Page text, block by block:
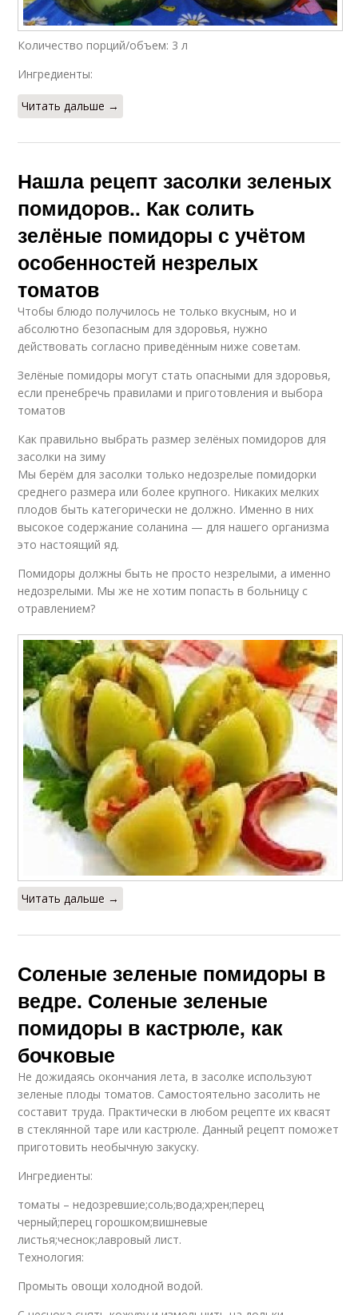
Количество порций/объем: 3 л
Ингредиенты:
Читать дальше →
Нашла рецепт засолки зеленых
помидоров.. Как солить
зелёные помидоры с учётом
особенностей незрелых
томатов
Чтобы блюдо получилось не только вкусным, но и
абсолютно безопасным для здоровья, нужно
действовать согласно приведённым ниже советам.
Зелёные помидоры могут стать опасными для здоровья,
если пренебречь правилами и приготовления и выбора
томатов
Как правильно выбрать размер зелёных помидоров для
засолки на зиму
Мы берём для засолки только недозрелые помидорки
среднего размера или более крупного. Никаких мелких
плодов быть категорически не должно. Именно в них
высокое содержание соланина — для нашего организма
это настоящий яд.
Помидоры должны быть не просто незрелыми, а именно
недозрелыми. Мы же не хотим попасть в больницу с
отравлением?
Читать дальше →
Соленые зеленые помидоры в
ведре. Соленые зеленые
помидоры в кастрюле, как
бочковые
Не дожидаясь окончания лета, в засолке используют
зеленые плоды томатов. Самостоятельно засолить не
составит труда. Практически в любом рецепте их квасят
в стеклянной таре или кастрюле. Данный рецепт поможет
приготовить необычную закуску.
Ингредиенты:
томаты – недозревшие;соль;вода;хрен;перец
черный;перец горошком;вишневые
листья;чеснок;лавровый лист.
Технология:
Промыть овощи холодной водой.